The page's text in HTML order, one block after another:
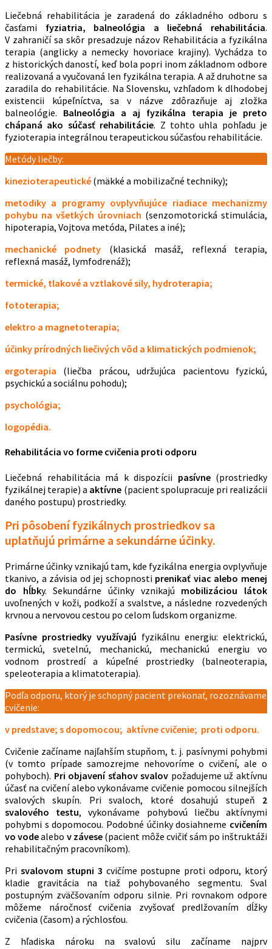
Liečebná rehabilitácia je zaradená do základného odboru s
časťami fyziatria, balneológia a liečebná rehabilitácia.
V zahraničí sa skôr presadzuje názov Rehabilitácia a fyzikálna
terapia (anglicky a nemecky hovoriace krajiny). Vychádza to
z historických daností, keď bola popri inom základnom odbore
realizovaná a vyučovaná len fyzikálna terapia. A až druhotne sa
zaradila do rehabilitácie. Na Slovensku, vzhľadom k dlhodobej
existencii kúpeľníctva, sa v názve zdôrazňuje aj zložka
balneológie. Balneológia a aj fyzikálna terapia je preto
chápaná ako súčasť rehabilitácie. Z tohto uhla pohľadu je
fyzioterapia integrálnou terapeutickou súčasťou rehabilitácie.
Metódy liečby:
kinezioterapeutické (mäkké a mobilizačné techniky);
metodiky a programy ovplyvňujúce riadiace mechanizmy
pohybu na všetkých úrovniach (senzomotorická stimulácia,
hipoterapia, Vojtova metóda, Pilates a iné);
mechanické podnety (klasická masáž, reflexná terapia,
reflexná masáž, lymfodrenáž);
termické, tlakové a vztlakové sily, hydroterapia;
fototerapia;
elektro a magnetoterapia;
účinky prírodných liečivých vôd a klimatických podmienok;
ergoterapia (liečba prácou, udržujúca pacientovu fyzickú,
psychickú a sociálnu pohodu);
psychológia;
logopédia.
Rehabilitácia vo forme cvičenia proti odporu
Liečebná rehabilitácia má k dispozícii pasívne (prostriedky
fyzikálnej terapie) a aktívne (pacient spolupracuje pri realizácii
daného postupu) prostriedky.
Pri pôsobení fyzikálnych prostriedkov sa
uplatňujú primárne a sekundárne účinky.
Primárne účinky vznikajú tam, kde fyzikálna energia ovplyvňuje
tkanivo, a závisia od jej schopnosti prenikať viac alebo menej
do hĺbky. Sekundárne účinky vznikajú mobilizáciou látok
uvoľnených v koži, podkoží a svalstve, a následne rozvedených
krvnou a nervovou cestou po celom ľudskom organizme.
Pasívne prostriedky využívajú fyzikálnu energiu: elektrickú,
termickú, svetelnú, mechanickú, mechanickú energiu vo
vodnom prostredí a kúpeľné prostriedky (balneoterapia,
speleoterapia a klimatoterapia).
Podľa odporu, ktorý je schopný pacient prekonať, rozoznávame
cvičenie:
v predstave; s dopomocou; aktívne cvičenie; proti odporu.
Cvičenie začíname najľahším stupňom, t. j. pasívnymi pohybmi
(v tomto prípade samozrejme nehovoríme o cvičení, ale o
pohyboch). Pri objavení sťahov svalov požadujeme už aktívnu
účasť na cvičení alebo vykonávame cvičenie pomocou silnejších
svalových skupín. Pri svaloch, ktoré dosahujú stupeň 2
svalového testu, vykonávame pohybovú liečbu aktívnymi
pohybmi s dopomocou. Podobné účinky dosiahneme cvičením
vo vodealebo v závese(pacient môže cvičiť sám po inštruktáži
rehabilitačným pracovníkom).
Pri svalovom stupni 3 cvičíme postupne proti odporu, ktorý
kladie gravitácia na tiaž pohybovaného segmentu. Sval
postupným zväčšovaním odporu silnie. Pri rovnakom odpore
môžeme náročnosť cvičenia zvyšovať predlžovaním dĺžky
cvičenia (časom) a rýchlosťou.
Z hľadiska nároku na svalovú silu začíname najprv